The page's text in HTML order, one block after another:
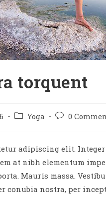
torquent
PostYoga
Post0
adipiscing elit. Integer
at nibh elementum
Mauris massa.
nostra, per